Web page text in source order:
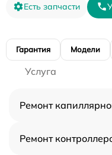
Есть запчасти
Гарантия Модели
Услуга
Ремонт
Ремонт